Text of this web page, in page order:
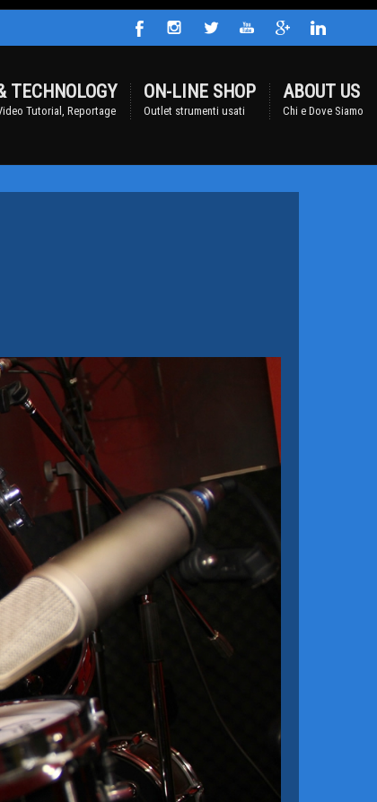
TECHNOLOGY
Tutorial, Reportage
ON-LINE SHOP
Outlet strumenti usati
ABOUT US
Chi e Dove Siamo